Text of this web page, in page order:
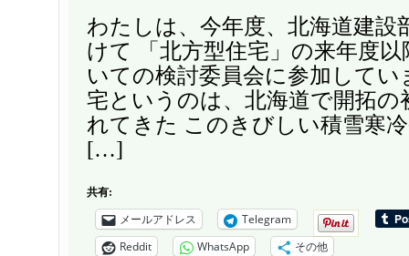
わたしは、今年度、北海道建設
けて 「北方型住宅」の来年度
いての検討委員会に参加してい
宅というのは、北海道で開拓の
れてきた このきびしい積雪寒
[…]
共有:
メールアドレス
Telegram
Reddit
WhatsApp その他